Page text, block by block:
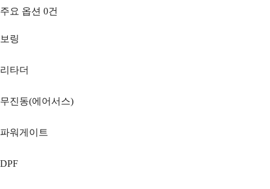
주요 옵션 0건
보링
리타더
무진동(에어서스)
파워게이트
DPF